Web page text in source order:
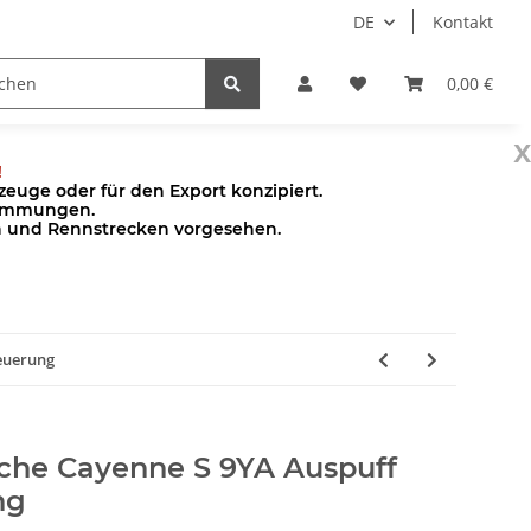
DE Kontakt
0,00 €
Pumpen
x
oder für den Export konzipiert.
Rennstrecken vorgesehen.
Cayenne S 9YA Auspuff